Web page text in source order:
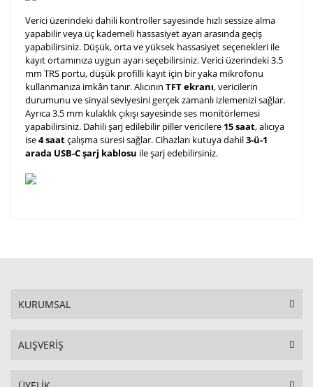
Verici üzerindeki dahili kontroller sayesinde hızlı sessize alma
yapabilir veya üç kademeli hassasiyet ayarı arasında geçiş
yapabilirsiniz. Düşük, orta ve yüksek hassasiyet seçenekleri ile
kayıt ortamınıza uygun ayarı seçebilirsiniz. Verici üzerindeki 3.5
mm TRS portu, düşük profilli kayıt için bir yaka mikrofonu
kullanmanıza imkân tanır. Alıcının TFT ekranı, vericilerin
durumunu ve sinyal seviyesini gerçek zamanlı izlemenizi sağlar.
Ayrıca 3.5 mm kulaklık çıkışı sayesinde ses monitörlemesi
yapabilirsiniz. Dahili şarj edilebilir piller vericilere 15 saat, alıcıya
ise4 saatçalışma süresi sağlar. Cihazları kutuya dahil3-ü-1
arada USB-C şarj kablosu ile şarj edebilirsiniz.
KURUMSAL
ALIŞVERİŞ